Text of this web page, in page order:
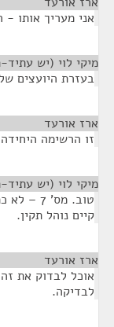
אני מעריך אותו -
מיקי לוי (יש
בעזרת היועצים שלי. 16-98-
ארז אורעד
זו הרשימה
מיקי לוי (יש
טוב.
קיים נוהל תקין.
ארז אורעד
אוכל לבדוק את
לבדיקה.